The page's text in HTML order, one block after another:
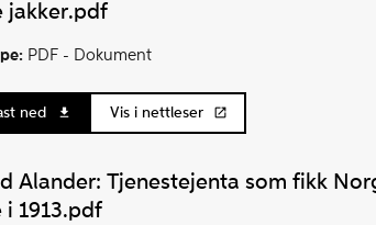
jakker.pdf
PDF - Dokument
ned Vis i nettleser
Alander: Tjenestejenta som fikk
i 1913.pdf